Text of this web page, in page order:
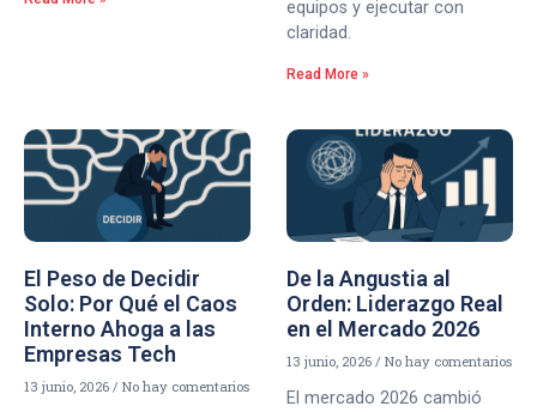
equipos y ejecutar con
claridad.
Read More »
El Peso de Decidir
Solo: Por Qué el Caos
Interno Ahoga a las
Empresas Tech
13 junio, 2026 No hay comentarios
De la Angustia al
Orden: Liderazgo Real
en el Mercado 2026
13 junio, 2026 No hay comentarios
El mercado 2026 cambió